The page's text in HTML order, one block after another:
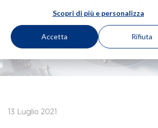
Scopri di più e personalizza
Accetta Rifiuta
noi
13 Luglio 2021